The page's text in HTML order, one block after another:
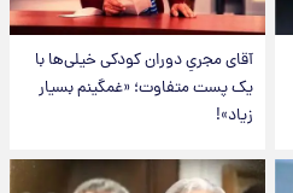
آقای مجریِ دوران کودکی خیلی‌ها با
یک پست متفاوت؛ «غمگینم بسیار
زیاد»!